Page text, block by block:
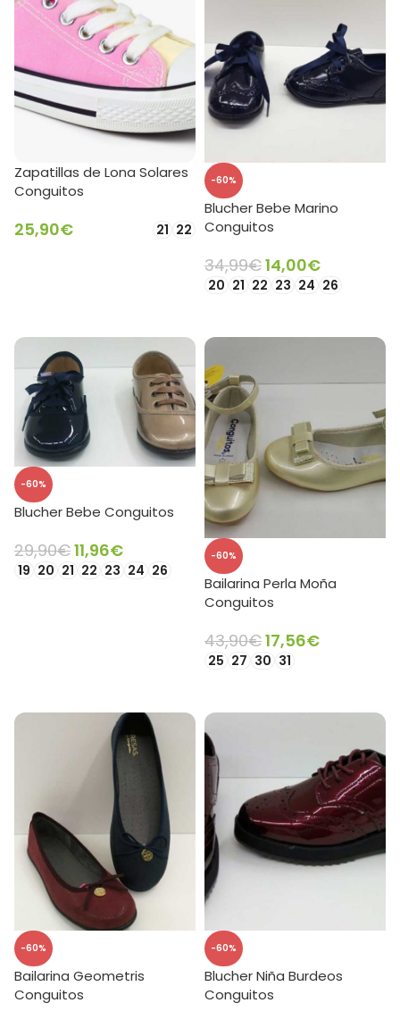
Zapatillas de Lona Solares
Conguitos
25,90€ 21 22
-60%
Blucher Bebe Marino
Conguitos
34,99€14,00€
20 21 22 23 24 26
-60%
Blucher Bebe Conguitos
29,90€11,96€
19 20 21 22 23 24 26
-60%
Bailarina Perla Moña
Conguitos
43,90€17,56€
25 27 30 31
-60%
Bailarina Geometris
Conguitos
-60%
Blucher Niña Burdeos
Conguitos